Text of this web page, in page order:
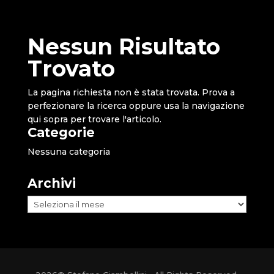
Nessun Risultato
Trovato
La pagina richiesta non è stata trovata. Prova a
perfezionare la ricerca oppure usa la navigazione
qui sopra per trovare l'articolo.
Categorie
Nessuna categoria
Archivi
Archivi